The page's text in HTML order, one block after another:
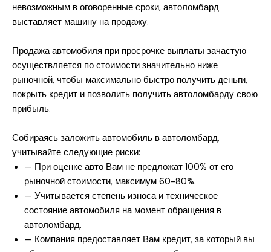
невозможным в оговоренные сроки, автоломбард
выставляет машину на продажу.
Продажа автомобиля при просрочке выплаты зачастую
осуществляется по стоимости значительно ниже
рыночной, чтобы максимально быстро получить деньги,
покрыть кредит и позволить получить автоломбарду свою
прибыль.
Собираясь заложить автомобиль в автоломбард,
учитывайте следующие риски:
— При оценке авто Вам не предложат 100% от его
рыночной стоимости, максимум 60-80%.
— Учитывается степень износа и техническое
состояние автомобиля на момент обращения в
автоломбард.
— Компания предоставляет Вам кредит, за который вы